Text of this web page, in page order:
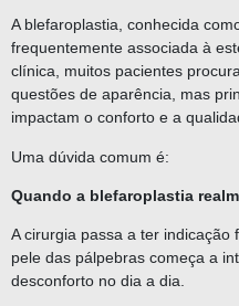
A blefaroplastia, conhecida
frequentemente associada à
clínica, muitos pacientes
questões de aparência, mas
impactam o conforto e a
Uma dúvida comum é:
Quando a blefaroplastia
A cirurgia passa a ter indicação
pele das pálpebras começa a
desconforto no dia a dia.